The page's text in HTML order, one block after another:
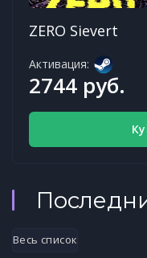
ZERO Sievert
Активация:
2744 руб.
Весь список